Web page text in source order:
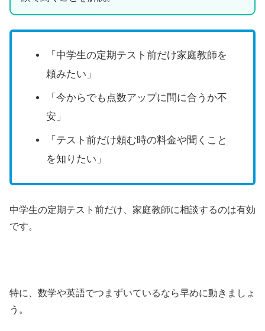
「中学生の定期テスト前だけ家庭教師を
頼みたい」
「今からでも点数アップに間に合うか不
安」
「テスト前だけ頼む時の料金や聞くこと
を知りたい」
中学生の定期テスト前だけ、家庭教師に相談するのは有効
です。
特に、数学や英語でつまずいているなら早めに動きましょ
う。